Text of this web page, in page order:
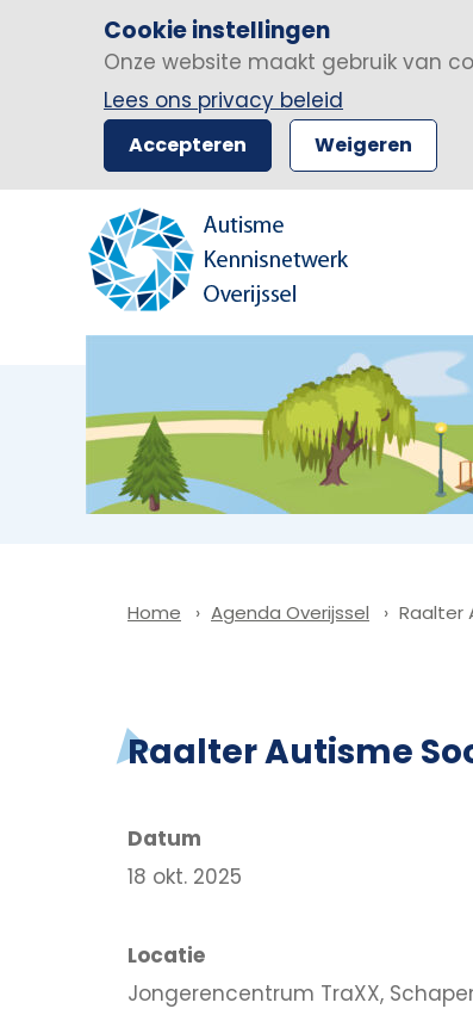
Cookie instellingen
Onze website maakt gebruik van
Lees ons privacy beleid
Accepteren Weigeren
Home Agenda Overijssel Raalter
Raalter Autisme
Datum
18 okt. 2025
Locatie
Jongerencentrum TraXX,